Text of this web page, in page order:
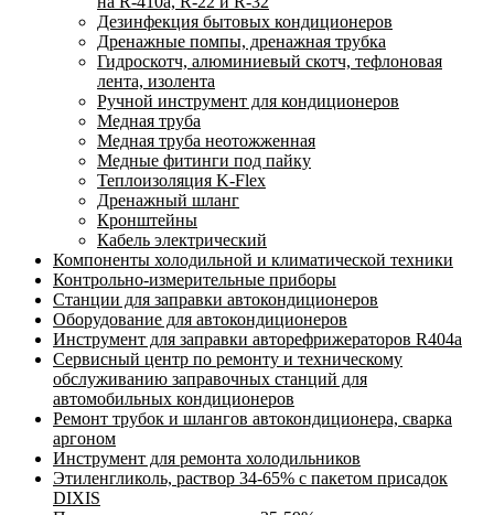
Дезинфекция бытовых кондиционеров
Дренажные помпы, дренажная трубка
Гидроскотч, алюминиевый скотч, тефлоновая
лента, изолента
Ручной инструмент для кондиционеров
Медная труба
Медная труба неотожженная
Медные фитинги под пайку
Теплоизоляция K-Flex
Дренажный шланг
Кронштейны
Кабель электрический
Компоненты холодильной и климатической техники
Контрольно-измерительные приборы
Станции для заправки автокондиционеров
Оборудование для автокондиционеров
Инструмент для заправки авторефрижераторов R404a
Сервисный центр по ремонту и техническому
обслуживанию заправочных станций для
автомобильных кондиционеров
Ремонт трубок и шлангов автокондиционера, сварка
аргоном
Инструмент для ремонта холодильников
Этиленгликоль, раствор 34-65% с пакетом присадок
DIXIS